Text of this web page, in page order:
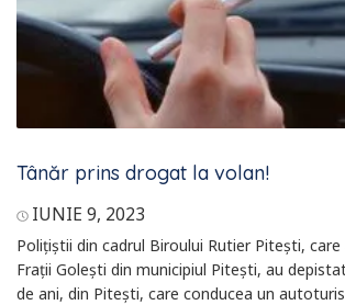
Tânăr prins drogat la volan!
IUNIE 9, 2023
Polițiștii din cadrul Biroului Rutier Pitești, care
Frații Golești din municipiul Pitești, au
de ani, din Pitești, care conducea un